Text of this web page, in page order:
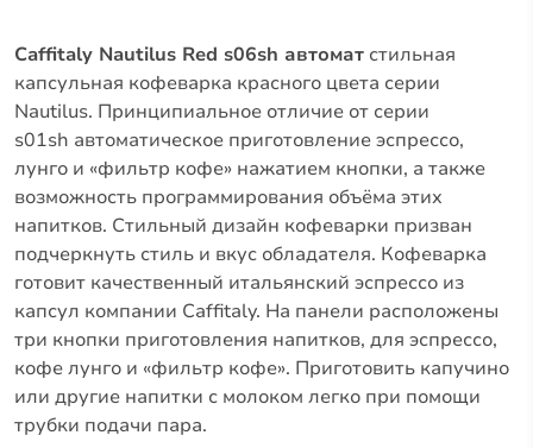
Caffitaly Nautilus Red s06sh автомат стильная
капсульная кофеварка красного цвета серии
Nautilus. Принципиальное отличие от серии
s01sh автоматическое приготовление эспрессо,
лунго и «фильтр кофе» нажатием кнопки, а также
возможность программирования объёма этих
напитков. Стильный дизайн кофеварки призван
подчеркнуть стиль и вкус обладателя. Кофеварка
готовит качественный итальянский эспрессо из
капсул компании Caffitaly. На панели расположены
три кнопки приготовления напитков, для эспрессо,
кофе лунго и «фильтр кофе». Приготовить капучино
или другие напитки с молоком легко при помощи
трубки подачи пара.